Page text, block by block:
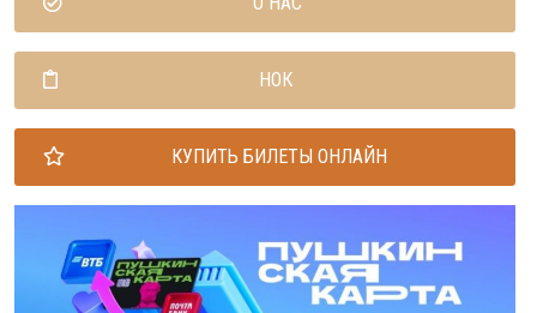
НОК
КУПИТЬ БИЛЕТЫ ОНЛАЙН